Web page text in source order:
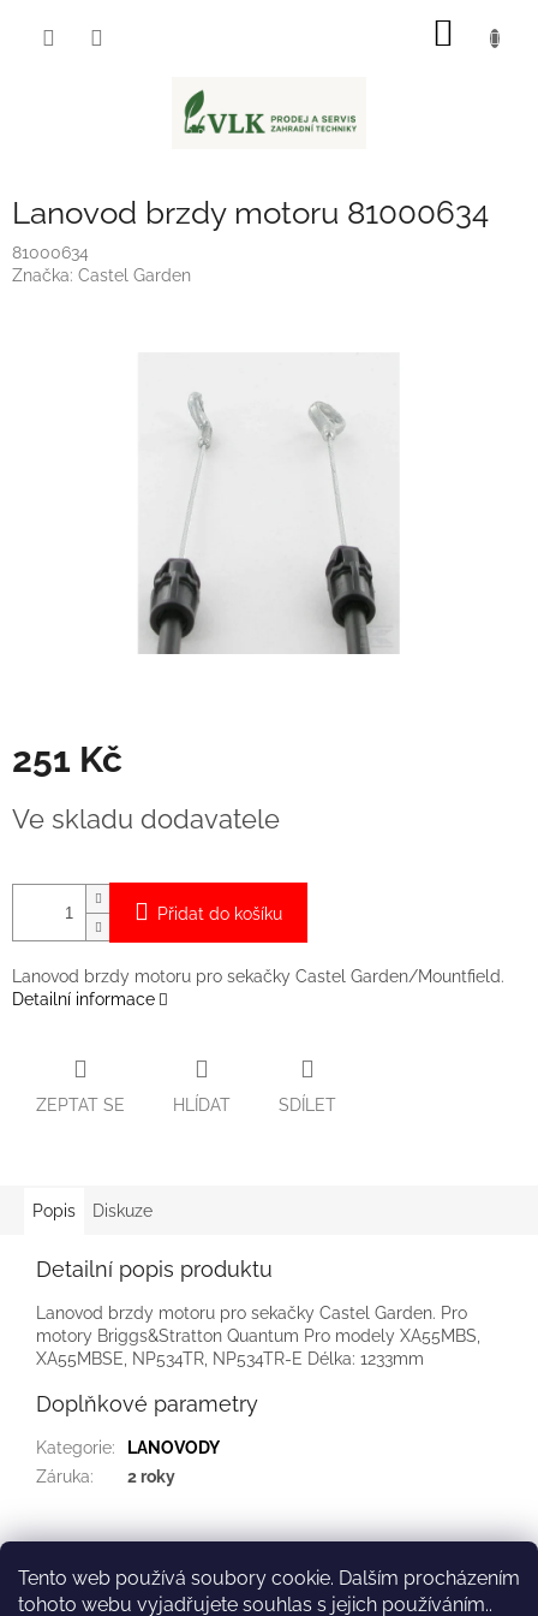
Tento web používá soubory cookie. Dalším procházením
tohoto webu vyjadřujete souhlas s jejich používáním..
Lanovod brzdy motoru 81000634
81000634
Značka: Castel Garden
251 Kč
cena:
Ve skladu dodavatele
Přidat do košíku
Lanovod brzdy motoru pro sekačky Castel Garden/Mountfield.
Detailní informace
ZEPTAT SE HLÍDAT SDÍLET
Popis Diskuze
Detailní popis produktu
Lanovod brzdy motoru pro sekačky Castel Garden. Pro
motory Briggs&Stratton Quantum Pro modely XA55MBS,
XA55MBSE, NP534TR, NP534TR-E Délka: 1233mm
Doplňkové parametry
Kategorie:
LANOVODY
Záruka: 2 roky
Z
Kontakt Služby